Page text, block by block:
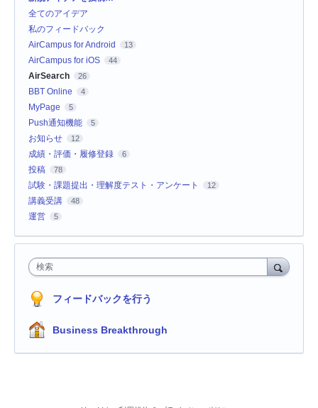
テ
ゴ
全てのアイデア
私のフィードバック
AirCampus for Android
13
AirCampus for iOS 44
AirSearch 26
BBT Online 4
MyPage 5
Push通知機能 5
お知らせ 12
成績・評価・履修登録 6
投稿 78
試験・課題提出・理解度テスト・アンケート 12
講義受講 48
運営 5
検索
フィードバックを行う
Business Breakthrough